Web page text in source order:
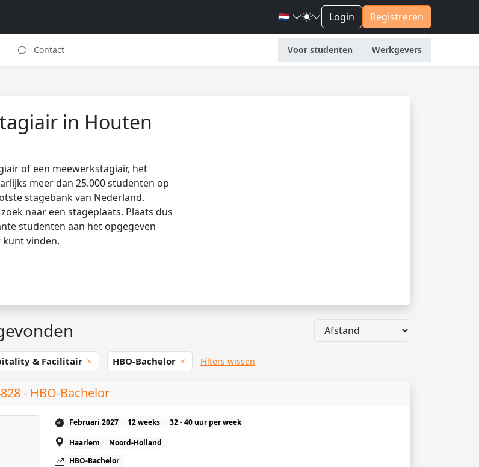
🇳🇱 Login Registreren
Contact Voor studenten Werkgevers
in Houten
of een meewerkstagiair, het
meer dan 25.000 studenten op
stagebank van Nederland.
naar een stageplaats. Plaats dus
studenten aan het opgegeven
vinden.
& Facilitair HBO-Bachelor Filters wissen
- HBO-Bachelor
Februari 2027 12 weeks
32 - 40 uur per week
Haarlem
Noord-Holland
HBO-Bachelor